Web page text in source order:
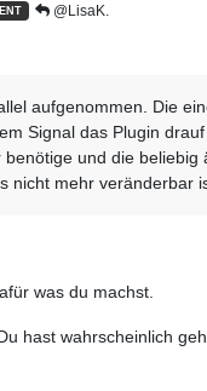
@LisaK.
aufgenommen. Die
Signal das Plugin
und die
nicht mehr veränderbar
was du machst.
hast wahrscheinlich